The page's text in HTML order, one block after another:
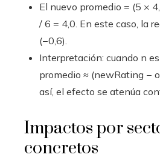
El nuevo promedio = (5 ×
/ 6 = 4,0. En este caso, la
(−0,6).
Interpretación: cuando n
promedio ≈ (newRating −
así, el efecto se atenúa
Impactos por
concretos